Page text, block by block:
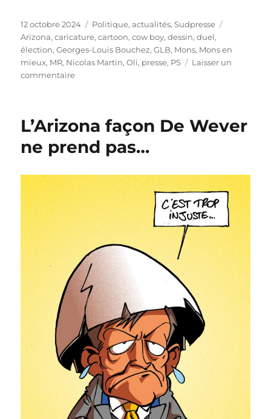
Publié
le
12 octobre 2024 Catégories
Politique, actualités,Sudpresse
Arizona,caricature,cartoon,cow boy,dessin,duel,
élection,Georges-Louis Bouchez,GLB, Mons, Mons en
mieux, MR, Nicolas Martin,Oli, presse, PS
Laisser un
commentairesur
13
L’Arizona façon De Wever
ne prend pas…